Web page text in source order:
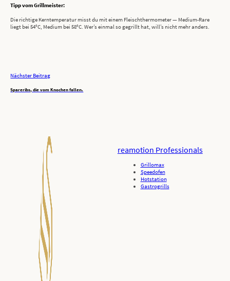
Tipp vom Grillmeister:
Die richtige Kerntemperatur misst du mit einem Fleischthermometer — Medium-Rare
liegt bei 54°C, Medium bei 58°C. Wer’s einmal so gegrillt hat, will’s nicht mehr anders.
Nächster Beitrag
Spareribs, die vom Knochen fallen.
reamotion Professionals
Grillomax
Speedofen
Hotstation
Gastrogrills